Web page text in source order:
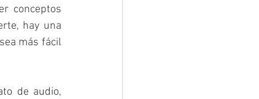
conceptos
hay una
más fácil
de audio,